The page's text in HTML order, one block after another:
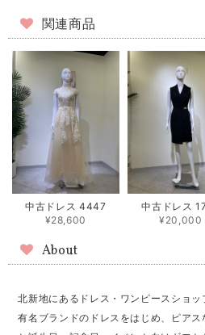
関連商品
中古ドレス 4447
¥28,600
中古ドレス
¥20,000
About
北新地にあるドレス・ワンピースショッ
有名ブランドのドレスをはじめ、ピアス